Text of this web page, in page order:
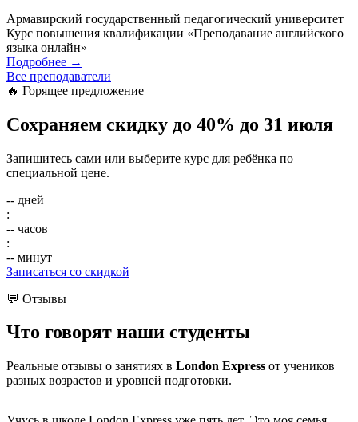
Армавирский государственный педагогический университет
Курс повышения квалификации «Преподавание английского
языка онлайн»
Подробнее →
Все преподаватели
🔥 Горящее предложение
Сохраняем скидку до 40% до 31 июля
Запишитесь сами или выберите курс для ребёнка по
специальной цене.
-- дней
:
-- часов
:
-- минут
Записаться со скидкой
💬 Отзывы
Что говорят наши студенты
Реальные отзывы о занятиях в London Express от учеников
разных возрастов и уровней подготовки.